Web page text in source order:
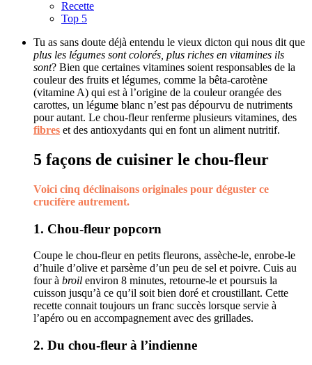
Recette
Top 5
Tu as sans doute déjà entendu le vieux dicton qui nous dit que
plus les légumes sont colorés, plus riches en vitamines ils
sont? Bien que certaines vitamines soient responsables de la
couleur des fruits et légumes, comme la bêta-carotène
(vitamine A) qui est à l’origine de la couleur orangée des
carottes, un légume blanc n’est pas dépourvu de nutriments
pour autant. Le chou-fleur renferme plusieurs vitamines, des
fibres et des antioxydants qui en font un aliment nutritif.
5 façons de cuisiner le chou-fleur
Voici cinq déclinaisons originales pour déguster ce
crucifère autrement.
1. Chou-fleur popcorn
Coupe le chou-fleur en petits fleurons, assèche-le, enrobe-le
d’huile d’olive et parsème d’un peu de sel et poivre. Cuis au
four à broil environ 8 minutes, retourne-le et poursuis la
cuisson jusqu’à ce qu’il soit bien doré et croustillant. Cette
recette connait toujours un franc succès lorsque servie à
l’apéro ou en accompagnement avec des grillades.
2. Du chou-fleur à l’indienne